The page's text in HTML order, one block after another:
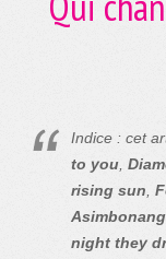
Indice : cet
to you
rising sun
night they